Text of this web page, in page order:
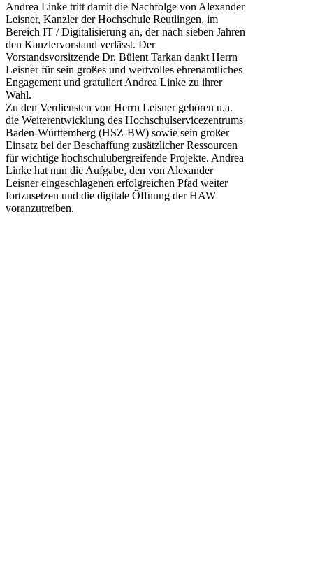
Andrea Linke tritt damit die Nachfolge von Alexander
Leisner, Kanzler der Hochschule Reutlingen, im
Bereich IT / Digitalisierung an, der nach sieben Jahren
den Kanzlervorstand verlässt. Der
Vorstandsvorsitzende Dr. Bülent Tarkan dankt Herrn
Leisner für sein großes und wertvolles ehrenamtliches
Engagement und gratuliert Andrea Linke zu ihrer
Wahl.
Zu den Verdiensten von Herrn Leisner gehören u.a.
die Weiterentwicklung des Hochschulservicezentrums
Baden-Württemberg (HSZ-BW) sowie sein großer
Einsatz bei der Beschaffung zusätzlicher Ressourcen
für wichtige hochschulübergreifende Projekte. Andrea
Linke hat nun die Aufgabe, den von Alexander
Leisner eingeschlagenen erfolgreichen Pfad weiter
fortzusetzen und die digitale Öffnung der HAW
voranzutreiben.